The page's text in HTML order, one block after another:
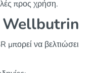
προς χρήση.
Wellbutrin
να βελτιώσει